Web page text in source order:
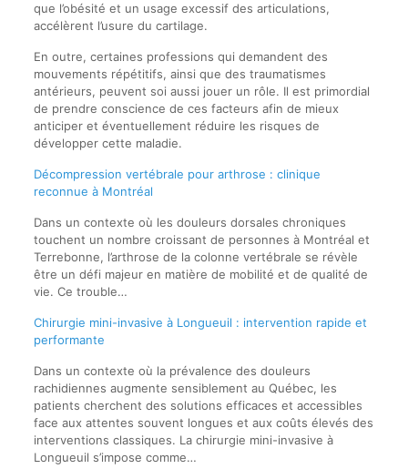
que l’obésité et un usage excessif des articulations,
accélèrent l’usure du cartilage.
En outre, certaines professions qui demandent des
mouvements répétitifs, ainsi que des traumatismes
antérieurs, peuvent soi aussi jouer un rôle. Il est primordial
de prendre conscience de ces facteurs afin de mieux
anticiper et éventuellement réduire les risques de
développer cette maladie.
Décompression vertébrale pour arthrose : clinique
reconnue à Montréal
Dans un contexte où les douleurs dorsales chroniques
touchent un nombre croissant de personnes à Montréal et
Terrebonne, l’arthrose de la colonne vertébrale se révèle
être un défi majeur en matière de mobilité et de qualité de
vie. Ce trouble…
Chirurgie mini-invasive à Longueuil : intervention rapide et
performante
Dans un contexte où la prévalence des douleurs
rachidiennes augmente sensiblement au Québec, les
patients cherchent des solutions efficaces et accessibles
face aux attentes souvent longues et aux coûts élevés des
interventions classiques. La chirurgie mini-invasive à
Longueuil s’impose comme…